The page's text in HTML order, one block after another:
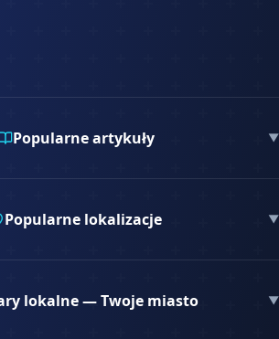
Popularne artykuły ▼
Popularne lokalizacje ▼
lokalne — Twoje miasto ▼